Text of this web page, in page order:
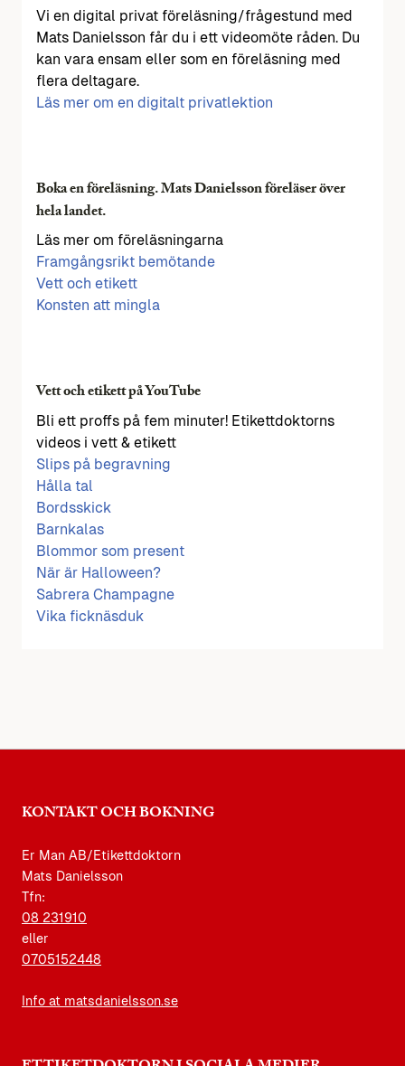
Vi en digital privat föreläsning/frågestund med
Mats Danielsson får du i ett videomöte råden. Du
kan vara ensam eller som en föreläsning med
flera deltagare.
Läs mer om en digitalt privatlektion
Boka en föreläsning. Mats Danielsson föreläser över
hela landet.
Läs mer om föreläsningarna
Framgångsrikt bemötande
Vett och etikett
Konsten att mingla
Vett och etikett på YouTube
Bli ett proffs på fem minuter! Etikettdoktorns
videos i vett & etikett
Slips på begravning
Hålla tal
Bordsskick
Barnkalas
Blommor som present
När är Halloween?
Sabrera Champagne
Vika ficknäsduk
KONTAKT OCH BOKNING
Er Man AB/Etikettdoktorn
Mats Danielsson
Tfn:
08 231910
eller
0705152448
Info at matsdanielsson.se